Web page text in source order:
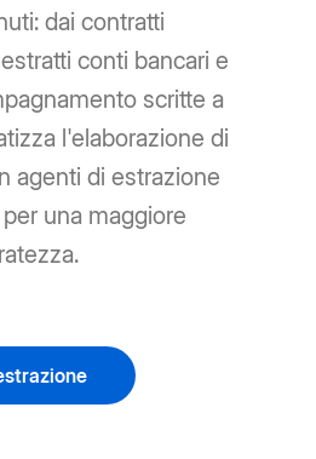
dai contratti
conti bancari e
scritte a
l'elaborazione di
agenti di estrazione
una maggiore